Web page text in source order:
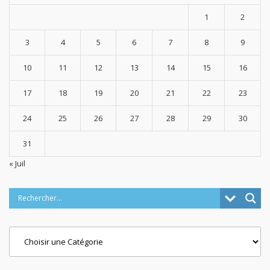
1 2
3 4 5 6 7 8 9
10 11 12 13 14 15 16
17 18 19 20 21 22 23
24 25 26 27 28 29 30
31
« Juil
Categories